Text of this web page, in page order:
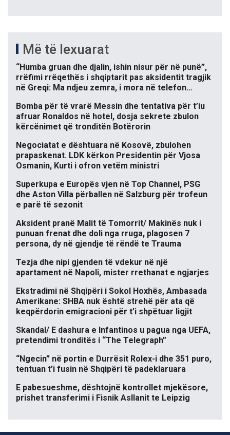
Më të lexuarat
“Humba gruan dhe djalin, ishin nisur për në punë”,
rrëfimi rrëqethës i shqiptarit pas aksidentit tragjik
në Greqi: Ma ndjeu zemra, i mora në telefon…
Bomba për të vrarë Messin dhe tentativa për t’iu
afruar Ronaldos në hotel, dosja sekrete zbulon
kërcënimet që tronditën Botërorin
Negociatat e dështuara në Kosovë, zbulohen
prapaskenat. LDK kërkon Presidentin për Vjosa
Osmanin, Kurti i ofron vetëm ministri
Superkupa e Europës vjen në Top Channel, PSG
dhe Aston Villa përballen në Salzburg për trofeun
e parë të sezonit
Aksident pranë Malit të Tomorrit/ Makinës nuk i
punuan frenat dhe doli nga rruga, plagosen 7
persona, dy në gjendje të rëndë te Trauma
Tezja dhe nipi gjenden të vdekur në një
apartament në Napoli, mister rrethanat e ngjarjes
Ekstradimi në Shqipëri i Sokol Hoxhës, Ambasada
Amerikane: SHBA nuk është strehë për ata që
keqpërdorin emigracioni për t’i shpëtuar ligjit
Skandal/ E dashura e Infantinos u pagua nga UEFA,
pretendimi tronditës i “The Telegraph”
“Ngecin” në portin e Durrësit Rolex-i dhe 351 puro,
tentuan t’i fusin në Shqipëri të padeklaruara
E pabesueshme, dështojnë kontrollet mjekësore,
prishet transferimi i Fisnik Asllanit te Leipzig